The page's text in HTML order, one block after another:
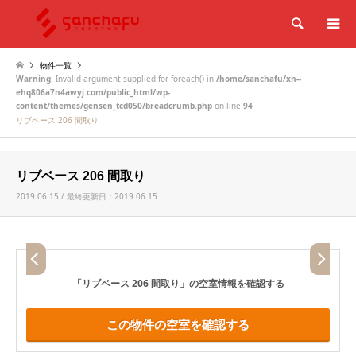
検索
物件一覧
Warning: Invalid argument supplied for foreach() in /home/sanchafu/xn--
ehq806a7n4awyj.com/public_html/wp-
content/themes/gensen_tcd050/breadcrumb.php on line 94
リブベース 206 間取り
リブベース 206 間取り
2019.06.15 / 最終更新日：2019.06.15
「リブベース 206 間取り」 の空室情報を確認する
この物件の空室を確認する